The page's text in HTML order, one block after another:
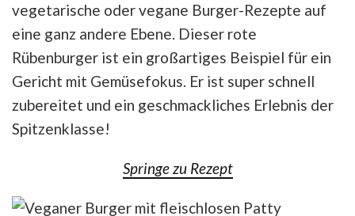
vegetarische oder vegane Burger-Rezepte auf
eine ganz andere Ebene. Dieser rote
Rübenburger ist ein großartiges Beispiel für ein
Gericht mit Gemüsefokus. Er ist super schnell
zubereitet und ein geschmackliches Erlebnis der
Spitzenklasse!
Springe zu Rezept